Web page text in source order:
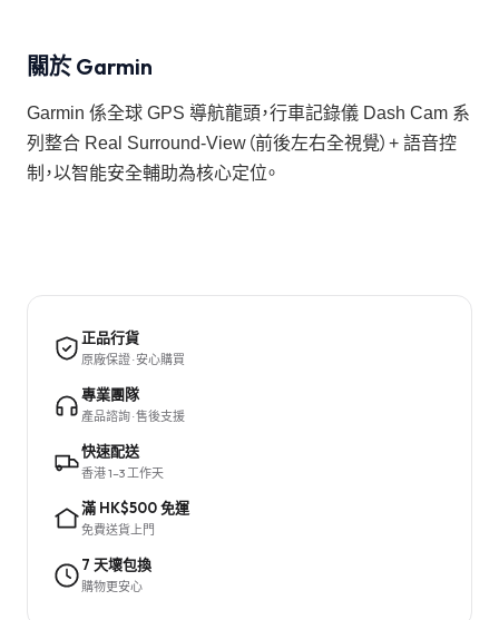
關於 Garmin
Garmin 係全球 GPS 導航龍頭，行車記錄儀 Dash Cam 系
列整合 Real Surround-View（前後左右全視覺）+ 語音控
制，以智能安全輔助為核心定位。
正品行貨
原廠保證 · 安心購買
專業團隊
產品諮詢 · 售後支援
快速配送
香港 1–3 工作天
滿 HK$500 免運
免費送貨上門
7 天壞包換
購物更安心